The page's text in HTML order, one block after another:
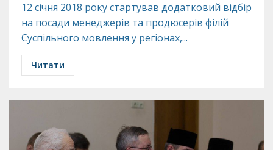
12 січня 2018 року стартував додатковий відбір
на посади менеджерів та продюсерів філій
Суспільного мовлення у регіонах,...
Читати